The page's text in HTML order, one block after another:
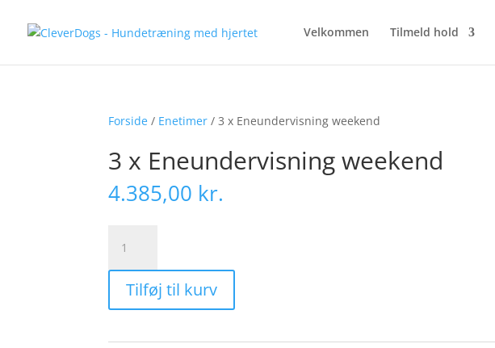
Velkommen Tilmeld hold
Forside / Enetimer / 3 x Eneundervisning weekend
3 x Eneundervisning weekend
4.385,00 kr.
Eneundervisning
weekend
antal
Tilføj til kurv